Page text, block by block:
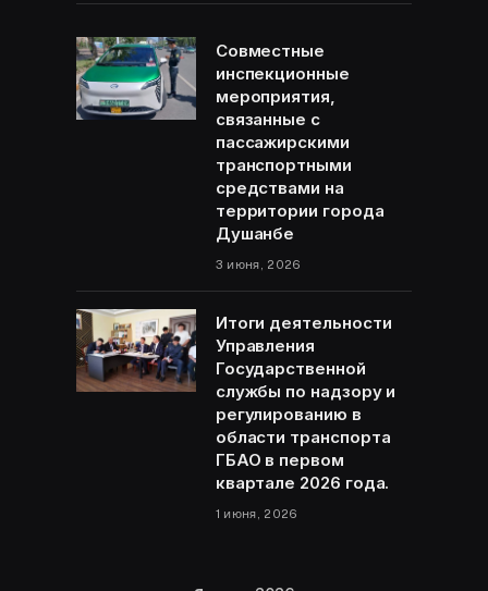
Совместные
инспекционные
мероприятия,
связанные с
пассажирскими
транспортными
средствами на
территории города
Душанбе
3 июня, 2026
Итоги деятельности
Управления
Государственной
службы по надзору и
регулированию в
области транспорта
ГБАО в первом
квартале 2026 года.
1 июня, 2026